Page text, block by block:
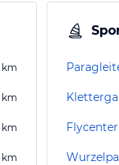
km
km
km
km